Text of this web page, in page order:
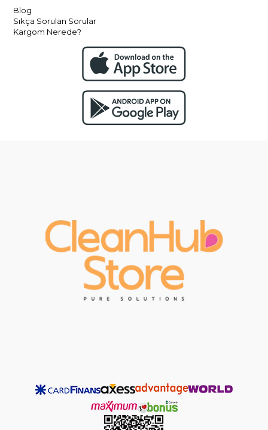
Blog
Sıkça Sorulan Sorular
Kargom Nerede?